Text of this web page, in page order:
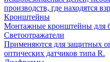
производств, где находятся
Кронштейны
Монтажные кронштейны для
Светоотражатели
Применяются для защитных
оптических датчиков типа R.